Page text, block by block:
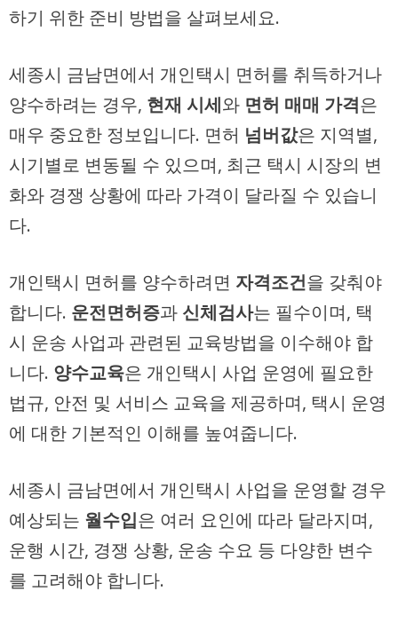
하기 위한 준비 방법을 살펴보세요.
세종시 금남면에서 개인택시 면허를 취득하거나
양수하려는 경우, 현재 시세와 면허 매매 가격은
매우 중요한 정보입니다. 면허 넘버값은 지역별,
시기별로 변동될 수 있으며, 최근 택시 시장의 변
화와 경쟁 상황에 따라 가격이 달라질 수 있습니
다.
개인택시 면허를 양수하려면 자격조건을 갖춰야
합니다. 운전면허증과 신체검사는 필수이며, 택
시 운송 사업과 관련된 교육방법을 이수해야 합
니다. 양수교육은 개인택시 사업 운영에 필요한
법규, 안전 및 서비스 교육을 제공하며, 택시 운영
에 대한 기본적인 이해를 높여줍니다.
세종시 금남면에서 개인택시 사업을 운영할 경우
예상되는 월수입은 여러 요인에 따라 달라지며,
운행 시간, 경쟁 상황, 운송 수요 등 다양한 변수
를 고려해야 합니다.